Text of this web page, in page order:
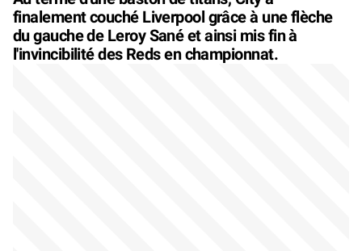
finalement couché Liverpool grâce à une flèche
du gauche de Leroy Sané et ainsi mis fin à
l'invincibilité des Reds en championnat.